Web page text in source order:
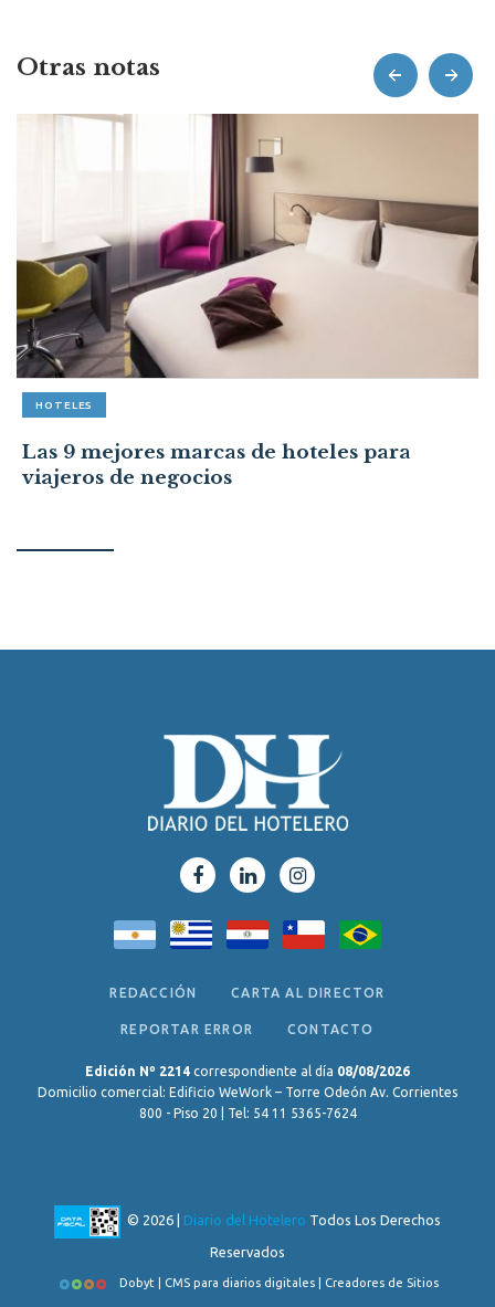
Otras notas
HOTELES
Las 9 mejores marcas de hoteles para
viajeros de negocios
prev next
REDACCIÓN CARTA AL DIRECTOR
REPORTAR ERROR CONTACTO
Edición Nº 2214 correspondiente al día 08/08/2026
Domicilio comercial: Edificio WeWork – Torre Odeón Av. Corrientes
800 - Piso 20 | Tel: 54 11 5365-7624
© 2026 | Diario del Hotelero Todos Los Derechos
Reservados
Dobyt | CMS para diarios digitales | Creadores de Sitios